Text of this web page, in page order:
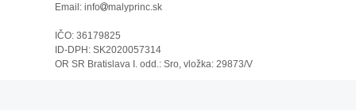
Email: info
malyprinc.sk
IČO: 36179825
ID-DPH: SK2020057314
OR SR Bratislava I. odd.: Sro, vložka: 29873/V